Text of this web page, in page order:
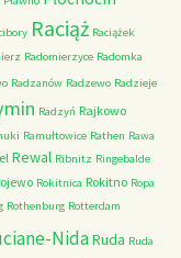
Raciąż Raciążek
Radomierzyce Radomka
Radzanów Radzewo Radzieje
Radzyń Rajkowo
Ramułtowice Rathen Rawa
Rewal Ribnitz Ringebalde
Rokitnica Rokitno Ropa
Rothenburg Rotterdam
NidaRuda Ruda